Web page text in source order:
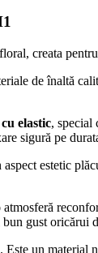
creata
de înaltă
elastic, special
sigură pe
estetic
gust oricărui
un material